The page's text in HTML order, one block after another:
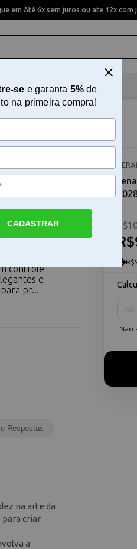
em Até 6x sem juros ou ate 12x com
Artesanal Scrapbook
itálica A Pena
desenvolvido
controle
e
pr...
Não
Respostas
na arte da
para criar
a
se e garanta 5%de
na primeira compra!
CADASTRAR